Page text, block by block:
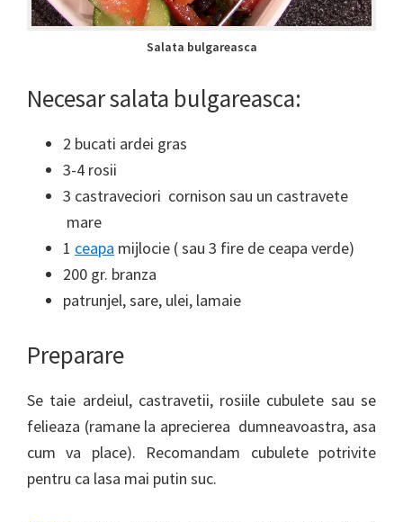
Salata bulgareasca
Necesar salata bulgareasca:
2 bucati ardei gras
3-4 rosii
3 castraveciori cornison sau un castravete
mare
1 ceapa mijlocie ( sau 3 fire de ceapa verde)
200 gr. branza
patrunjel, sare, ulei, lamaie
Preparare
Se taie ardeiul, castravetii, rosiile cubulete sau se
felieaza (ramane la aprecierea dumneavoastra, asa
cum va place). Recomandam cubulete potrivite
pentru ca lasa mai putin suc.